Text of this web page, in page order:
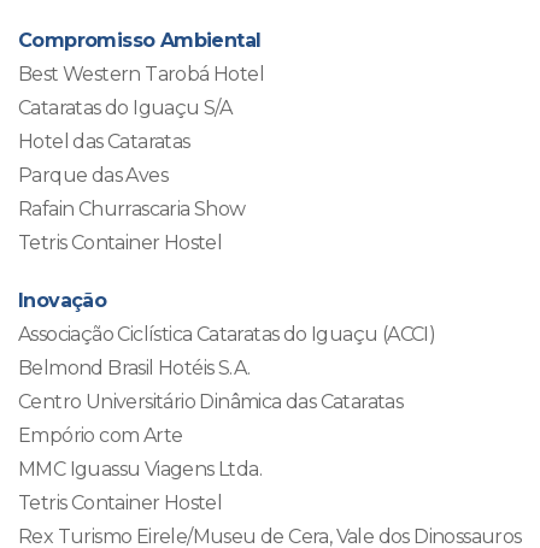
Compromisso Ambiental
Best Western Tarobá Hotel
Cataratas do Iguaçu S/A
Hotel das Cataratas
Parque das Aves
Rafain Churrascaria Show
Tetris Container Hostel
Inovação
Associação Ciclística Cataratas do Iguaçu (ACCI)
Belmond Brasil Hotéis S.A.
Centro Universitário Dinâmica das Cataratas
Empório com Arte
MMC Iguassu Viagens Ltda.
Tetris Container Hostel
Rex Turismo Eirele/Museu de Cera, Vale dos Dinossauros